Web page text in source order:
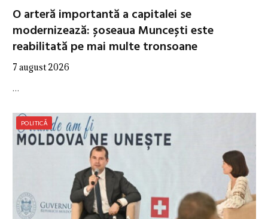
O arteră importantă a capitalei se
modernizează: șoseaua Muncești este
reabilitată pe mai multe tronsoane
7 august 2026
…
POLITICĂ